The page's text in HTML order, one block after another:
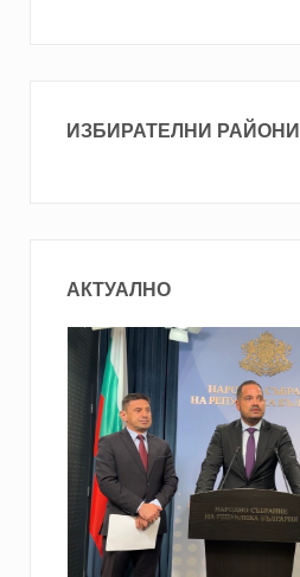
ИЗБИРАТЕЛНИ РАЙОНИ
АКТУАЛНО